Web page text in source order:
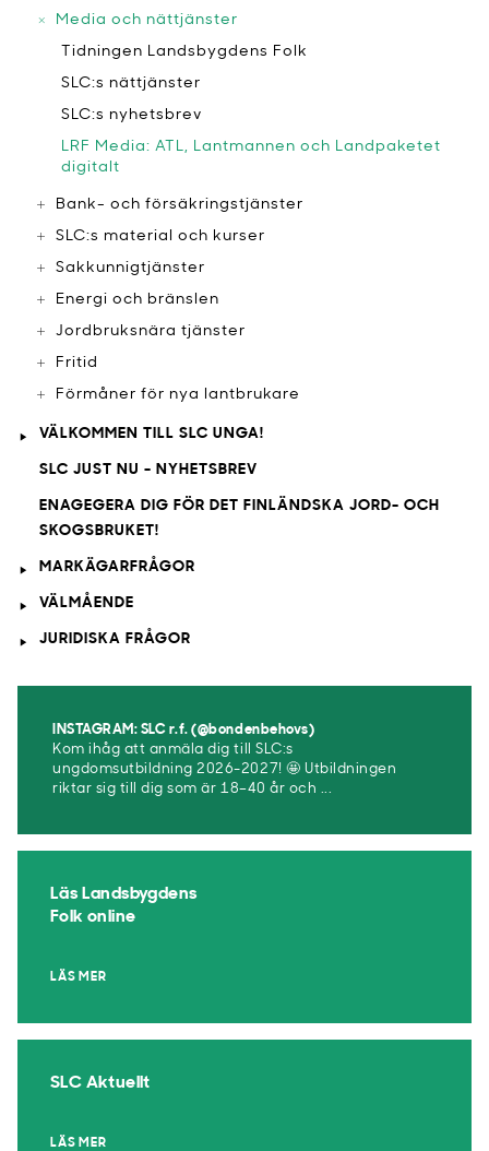
Media och nättjänster
​Tidningen Landsbygdens Folk
SLC:s nättjänster
SLC:s nyhetsbrev
LRF Media: ATL, Lantmannen och Landpaketet
digitalt
Bank- och försäkringstjänster
SLC:s material och kurser
Sakkunnigtjänster
Energi och bränslen
Jordbruksnära tjänster
Fritid
Förmåner för nya lantbrukare
VÄLKOMMEN TILL SLC UNGA!
SLC JUST NU - NYHETSBREV
ENAGEGERA DIG FÖR DET FINLÄNDSKA JORD- OCH
SKOGSBRUKET!
MARKÄGARFRÅGOR
VÄLMÅENDE
JURIDISKA FRÅGOR
INSTAGRAM: SLC r.f. (@bondenbehovs)
Kom ihåg att anmäla dig till SLC:s
ungdomsutbildning 2026-2027! 🤩 Utbildningen
riktar sig till dig som är 18–40 år och ...
Läs Landsbygdens
Folk online
LÄS MER
SLC Aktuellt
LÄS MER